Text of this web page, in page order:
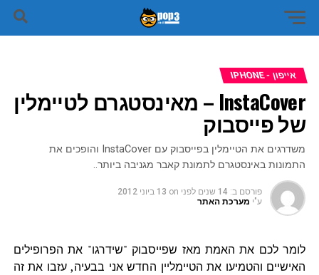
אייפון - IPHONE
InstaCover – מאינסטגרם לטיימלין
של פייסבוק
משדרגים את הטיימלין בפייסבוק עם InstaCover והופכים את
התמונות באינסטגרם לתמונת קאבר מגניבה ביותר..
פורסם ב: 14 שנים לפני on 13 ביוני 2012
ע"י מערכת האתר
לומר לכם את האמת מאז שפייסבוק "שידרגו" את הפרופילים
האישיים והטמיעו את הטיימליין החדש אני בבעיה, עזבו את זה